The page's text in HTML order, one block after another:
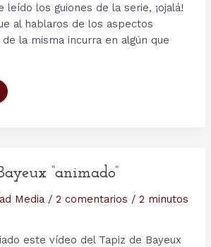
leído los guiones de la serie, ¡ojalá!
al hablaros de los aspectos
la misma incurra en algún que
“animado”
Media/ 2 comentarios / 2 minutos
este vídeo del Tapiz de Bayeux